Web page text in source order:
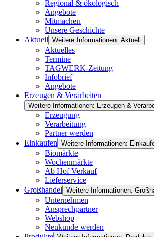
Regional & ökologisch
Angebote
Mitmachen
Unsere Geschichte
Aktuell Weitere Informationen: Aktuell
Aktuelles
Termine
TAGWERK-Zeitung
Infobrief
Angebote
Erzeugen & Verarbeiten
Weitere Informationen: Erzeugen &
Erzeugung
Verarbeitung
Partner werden
Einkaufen Weitere Informationen:
Biomärkte
Wochenmärkte
Ab Hof Verkauf
Lieferservice
Großhandel Weitere Informationen:
Unternehmen
Ansprechpartner
Webshop
Neukunde werden